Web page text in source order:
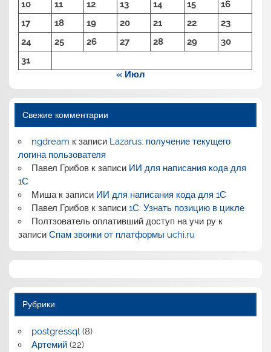
10
11 12 13 14 15
16
17
18 19 20 21 22
23
24
25 26 27 28 29
30
31
« Июл
Свежие комментарии
ngdream к записи Lazarus: получение текущего
логина пользователя
Павел Грибовк записи ИИ для написания кода для
1С
Мишак записи ИИ для написания кода для 1С
Павел Грибовк записи 1С: Узнать позицию в цикле
Полтзователь оплативший доступ на учи рук
записиСпам звонки от платформы uchi.ru
Рубрики
postgressql(8)
Артемий(22)